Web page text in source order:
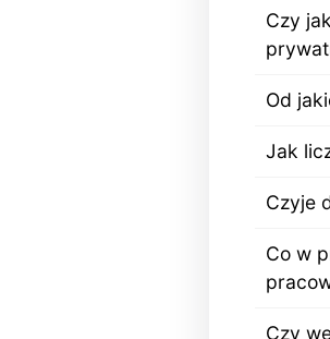
Czy
Od
Jak
Czyje
Co w
Czy